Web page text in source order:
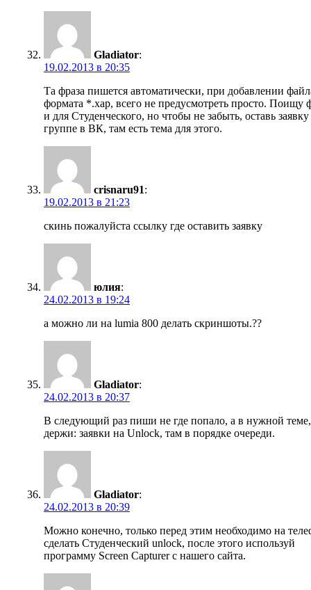
Gladiator:
19.02.2013 в 20:35
Та фраза пишется автоматически, при добавлении
формата *.xap, всего не предусмотреть просто. Поищу
и для Студенческого, но чтобы не забыть, оставь заявку
группе в ВК, там есть тема для этого.
crisnaru91:
19.02.2013 в 21:23
скинь пожалуйста ссылку где оставить заявку
юлия:
24.02.2013 в 19:24
а можно ли на lumia 800 делать скриншоты.??
Gladiator:
24.02.2013 в 20:37
В следующий раз пиши не где попало, а в нужной
держи: заявки на Unlock, там в порядке очереди.
Gladiator:
24.02.2013 в 20:39
Можно конечно, только перед этим необходимо на
сделать Студенческий unlock, после этого используй
программу Screen Capturer с нашего сайта.